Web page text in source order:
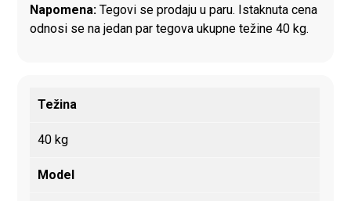
Napomena: Tegovi se prodaju u paru. Istaknuta cena
odnosi se na jedan par tegova ukupne težine 40 kg.
Težina
40 kg
Model